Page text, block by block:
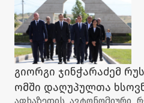
გიორგი ჯინჭარაძემ
ომში დაღუპულთა